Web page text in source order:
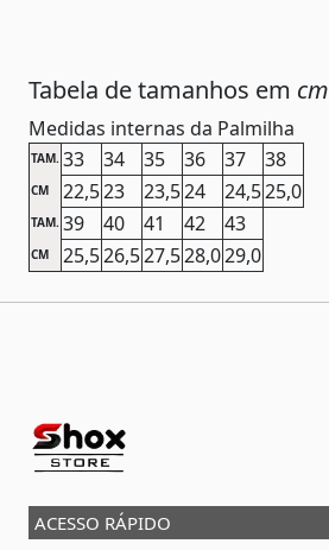
Tabela de tamanhos em cm
Medidas internas da Palmilha
TAM. 33 34 35 36 37 38
CM 22,523 23,524 24,525,0
TAM. 39 40 41 42 43
CM 25,526,527,528,029,0
ACESSO RÁPIDO